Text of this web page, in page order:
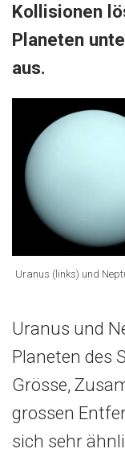
Kollisionen
Planeten
aus.
Uranus (links) und
Uranus und
Planeten des
Grösse,
grossen
sich sehr